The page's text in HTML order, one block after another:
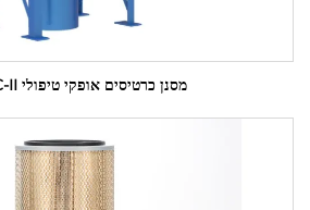
מסנן כרטיסים אופקי טיפולי RH/XLC-II